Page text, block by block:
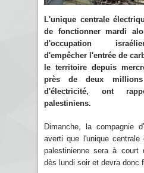
L'unique centrale
de fonctionner mardi
d'occupation
d'empêcher l'entrée de
le territoire depuis
près de deux millions
d'électricité, ont
palestiniens.
Dimanche, la compagnie
averti que l'unique centrale
palestinienne sera à court
dès lundi soir et devra donc